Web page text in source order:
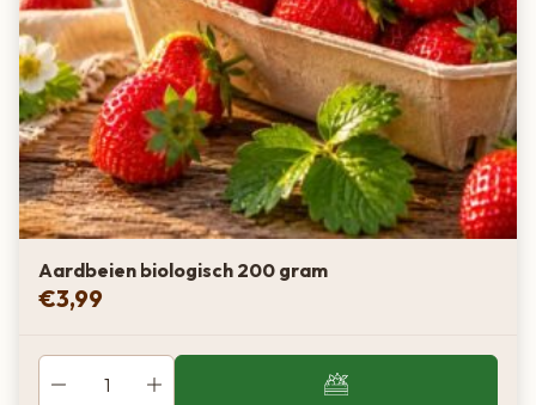
Aardbeien biologisch 200 gram
€3,99